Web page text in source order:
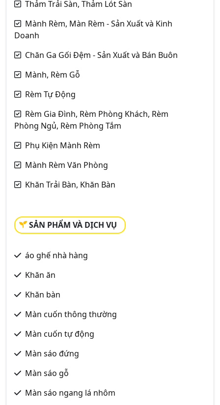
Thảm Trải Sàn, Thảm Lót Sàn
Mành Rèm, Màn Rèm - Sản Xuất và Kinh
Doanh
Chăn Ga Gối Đệm - Sản Xuất và Bán Buôn
Mành, Rèm Gỗ
Rèm Tự Động
Rèm Gia Đình, Rèm Phòng Khách, Rèm
Phòng Ngủ, Rèm Phòng Tắm
Phụ Kiện Mành Rèm
Mành Rèm Văn Phòng
Khăn Trải Bàn, Khăn Bàn
SẢN PHẨM VÀ DỊCH VỤ
áo ghế nhà hàng
Khăn ăn
Khăn bàn
Màn cuốn thông thường
Màn cuốn tự động
Màn sáo đứng
Màn sáo gỗ
Màn sáo ngang lá nhôm